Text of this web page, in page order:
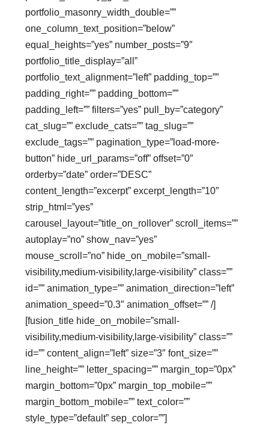
portfolio_masonry_width_double=””
one_column_text_position=”below”
equal_heights=”yes” number_posts=”9″
portfolio_title_display=”all”
portfolio_text_alignment=”left” padding_top=””
padding_right=”” padding_bottom=””
padding_left=”” filters=”yes” pull_by=”category”
cat_slug=”” exclude_cats=”” tag_slug=””
exclude_tags=”” pagination_type=”load-more-
button” hide_url_params=”off” offset=”0″
orderby=”date” order=”DESC”
content_length=”excerpt” excerpt_length=”10″
strip_html=”yes”
carousel_layout=”title_on_rollover” scroll_items=””
autoplay=”no” show_nav=”yes”
mouse_scroll=”no” hide_on_mobile=”small-
visibility,medium-visibility,large-visibility” class=””
id=”” animation_type=”” animation_direction=”left”
animation_speed=”0.3″ animation_offset=”” /]
[fusion_title hide_on_mobile=”small-
visibility,medium-visibility,large-visibility” class=””
id=”” content_align=”left” size=”3″ font_size=””
line_height=”” letter_spacing=”” margin_top=”0px”
margin_bottom=”0px” margin_top_mobile=””
margin_bottom_mobile=”” text_color=””
style_type=”default” sep_color=””]